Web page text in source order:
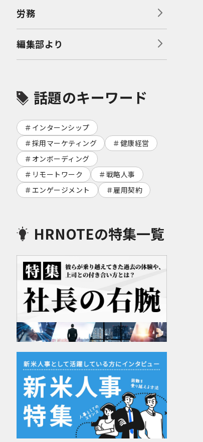
労務
編集部より
話題のキーワード
インターンシップ
採用マーケティング
健康経営
オンボーディング
リモートワーク
戦略人事
エンゲージメント
雇用契約
HRNOTEの特集一覧